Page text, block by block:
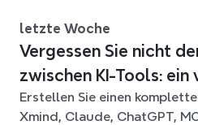
verbindet.
letzte Woche
Vergessen Sie nicht
zwischen KI-Tools:
Workflow mit Xmind
Erstellen Sie einen
Xmind, Claude, ChatGPT,